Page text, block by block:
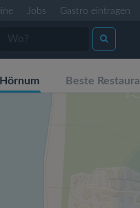
Jobs Gastro eintragen
Beste